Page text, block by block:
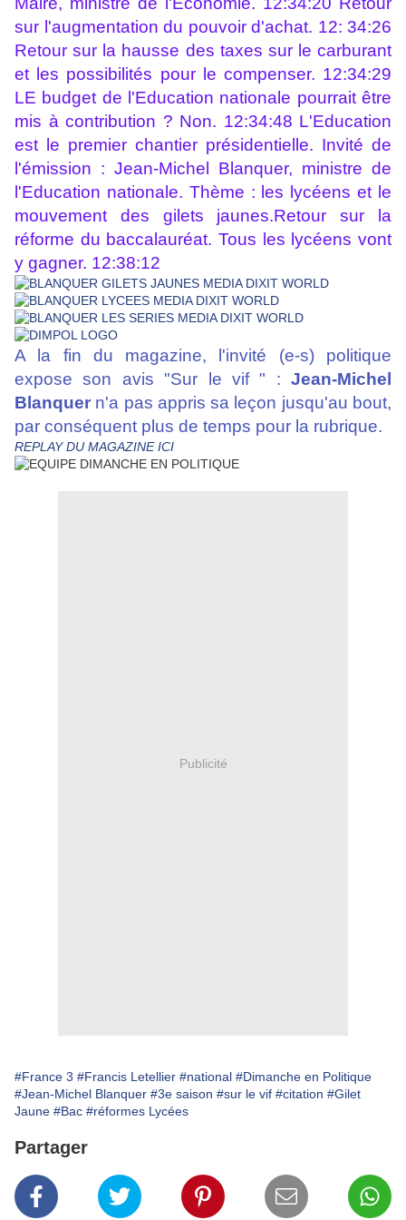
sur l'augmentation du pouvoir d'achat. 12: 34:26
Retour sur la hausse des taxes sur le carburant
et les possibilités pour le compenser. 12:34:29
LE budget de l'Education nationale pourrait être
mis à contribution ? Non. 12:34:48 L'Education
est le premier chantier présidentielle. Invité de
l'émission : Jean-Michel Blanquer, ministre de
l'Education nationale. Thème : les lycéens et le
mouvement des gilets jaunes.Retour sur la
réforme du baccalauréat. Tous les lycéens vont
y gagner. 12:38:12
A la fin du magazine, l'invité (e-s) politique
expose son avis "Sur le vif " : Jean-Michel
Blanquer n'a pas appris sa leçon jusqu'au bout,
par conséquent plus de temps pour la rubrique.
REPLAY DU MAGAZINEICI
Publicité
#France 3 #Francis Letellier #national #Dimanche en Politique
#Jean-Michel Blanquer #3e saison #sur le vif #citation #Gilet
Jaune #Bac #réformes Lycées
Partager